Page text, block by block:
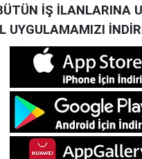
İŞ İLANLARINA
UYGULAMAMIZI